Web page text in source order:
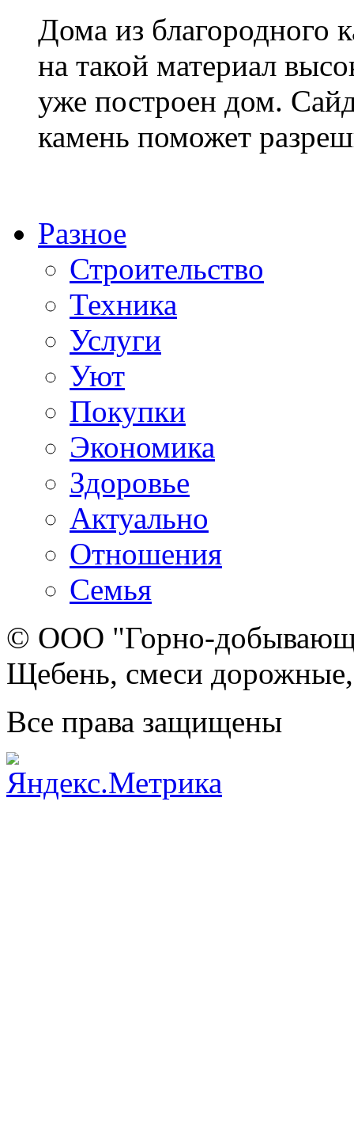
Дома из благородного
на такой материал
уже построен дом.
камень поможет
Разное
Строительство
Техника
Услуги
Уют
Покупки
Экономика
Здоровье
Актуально
Отношения
Семья
© ООО "Горно-
Щебень, смеси
Все права защищены